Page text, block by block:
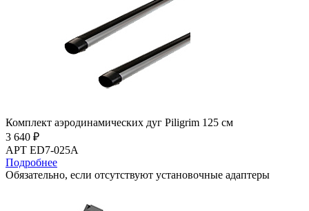
Комплект аэродинамических дуг Piligrim 125 см
3 640 ₽
АРТ ED7-025A
Подробнее
Обязательно, если отсутствуют установочные адаптеры